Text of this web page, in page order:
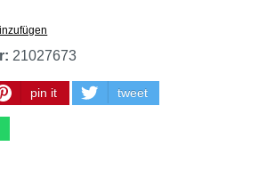
21027673
pin it tweet